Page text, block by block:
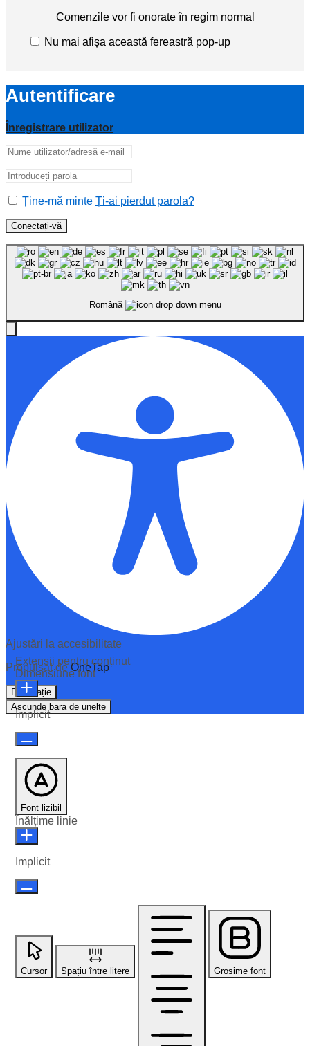
Comenzile vor fi onorate în regim normal
Nu mai afișa această fereastră pop-up
Autentificare
Înregistrare utilizator
Ține-mă minte Ți-ai pierdut parola?
Conectați-vă
Română
Ajustări la accesibilitate
Propulsat deOneTap
Declarație
Ascunde bara de unelte
Extensii pentru conținut
Dimensiune font
Implicit
Font lizibil
Înălțime linie
Implicit
Cursor Spațiu între litere Grosime font